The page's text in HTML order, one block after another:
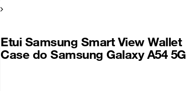
Pokaż następny
Etui Samsung Smart View Wallet
Case do Samsung Galaxy A54 5G